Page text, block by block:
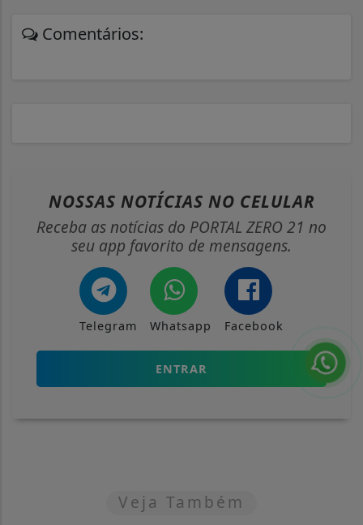
Comentários:
NOSSAS NOTÍCIAS NO CELULAR
Receba as notícias do PORTAL ZERO 21 no
seu app favorito de mensagens.
Telegram Whatsapp Facebook
ENTRAR
Veja Também